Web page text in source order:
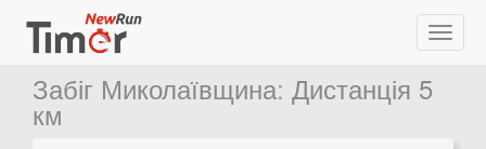
Забіг Миколаївщина: Дистанція 5
км